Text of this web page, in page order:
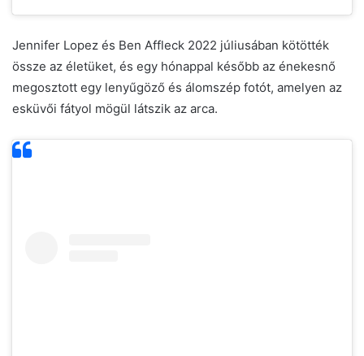
Jennifer Lopez és Ben Affleck 2022 júliusában kötötték
össze az életüket, és egy hónappal később az énekesnő
megosztott egy lenyűgöző és álomszép fotót, amelyen az
esküvői fátyol mögül látszik az arca.